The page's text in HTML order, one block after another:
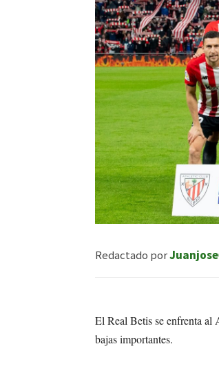
Redactado por
El Real Betis se enfrenta al
bajas importantes.